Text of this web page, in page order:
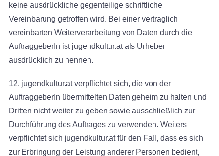
keine ausdrückliche gegenteilige schriftliche
Vereinbarung getroffen wird. Bei einer vertraglich
vereinbarten Weiterverarbeitung von Daten durch die
AuftraggeberIn ist jugendkultur.at als Urheber
ausdrücklich zu nennen.
12. jugendkultur.at verpflichtet sich, die von der
AuftraggeberIn übermittelten Daten geheim zu halten und
Dritten nicht weiter zu geben sowie ausschließlich zur
Durchführung des Auftrages zu verwenden. Weiters
verpflichtet sich jugendkultur.at für den Fall, dass es sich
zur Erbringung der Leistung anderer Personen bedient,